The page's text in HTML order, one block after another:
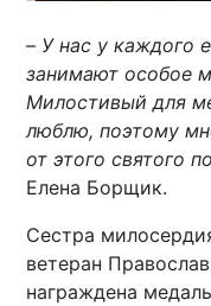
– У нас у каждого
занимают особое
Милостивый для
люблю, поэтому
от этого святого
Елена Борщик.
Сестра
ветеран
награждена